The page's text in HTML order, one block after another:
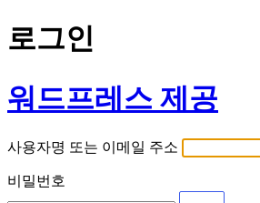
로그인
워드프레스 제공
사용자명 또는 이메일 주소
비밀번호